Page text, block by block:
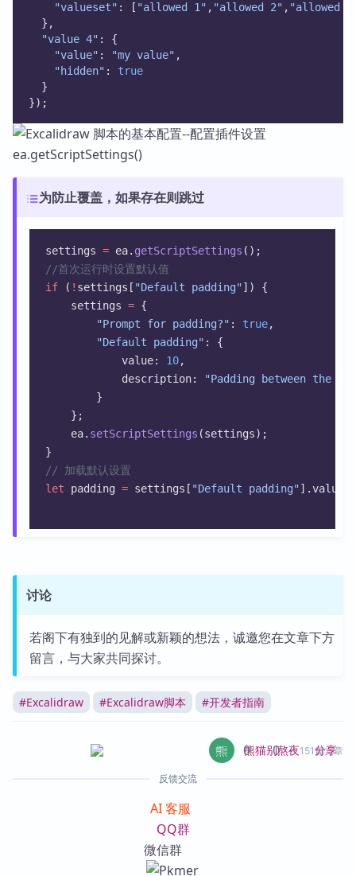
"valueset" : [ "allowed 1" , "allowed 2" , "allowed
  },
"value 4" : {
"value" : "my value" ,
"hidden" : true
  }
});
为防止覆盖，如果存在则跳过
settings = ea. getScriptSettings ();
//首次运行时设置默认值
if ( ! settings[ "Default padding" ]) {
    settings
= {
"Prompt for padding?" : true,
"Default padding" : {
            value:
10,
            description:
"Padding between the
        }
    };
    ea.
setScriptSettings (settings);
}
// 加载默认设置
let padding = settings[ "Default padding" ].value;
讨论
若阁下有独到的见解或新颖的想法，诚邀您在文章下方
留言，与大家共同探讨。
#Excalidraw #Excalidraw脚本 #开发者指南
熊猫别熬夜151篇文章
0 0 分享
反馈交流
AI 客服
QQ群
微信群